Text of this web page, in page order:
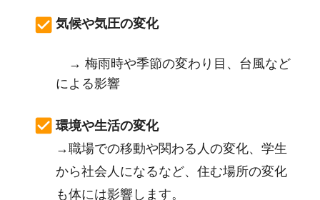
気候や気圧の変化
→ 梅雨時や季節の変わり目、台風など
による影響
環境や生活の変化
→職場での移動や関わる人の変化、学生
から社会人になるなど、住む場所の変化
も体には影響します。